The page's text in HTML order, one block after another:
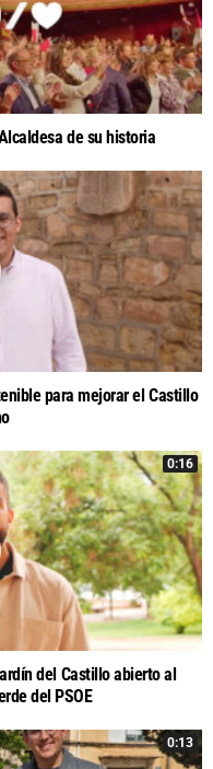
de su historia
para mejorar el Castillo
0:16
del Castillo abierto al
del PSOE
0:13